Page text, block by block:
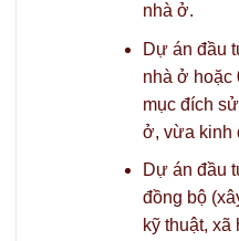
nhà ở.
Dự án đầu
nhà ở hoặc
mục đích
ở, vừa kinh
Dự án đầu
đồng bộ
kỹ thuật, xã